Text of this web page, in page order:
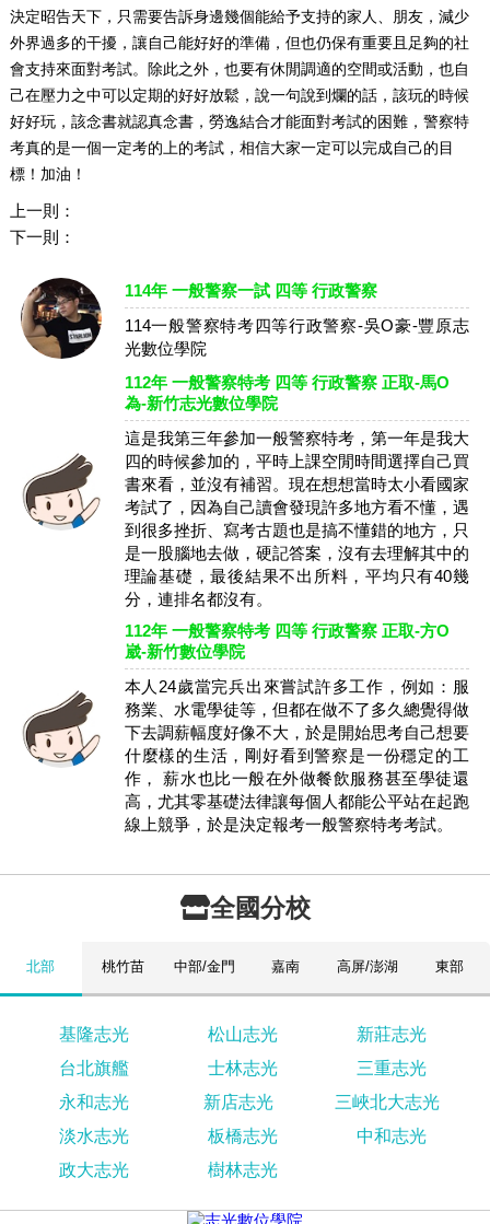
決定昭告天下，只需要告訴身邊幾個能給予支持的家人、朋友，減少
外界過多的干擾，讓自己能好好的準備，但也仍保有重要且足夠的社
會支持來面對考試。除此之外，也要有休閒調適的空間或活動，也自
己在壓力之中可以定期的好好放鬆，說一句說到爛的話，該玩的時候
好好玩，該念書就認真念書，勞逸結合才能面對考試的困難，警察特
考真的是一個一定考的上的考試，相信大家一定可以完成自己的目
標！加油！
上一則：
下一則：
114年 一般警察一試 四等 行政警察
114一般警察特考四等行政警察-吳O豪-豐原志
光數位學院
112年 一般警察特考 四等 行政警察 正取-馬O
為-新竹志光數位學院
這是我第三年參加一般警察特考，第一年是我大
四的時候參加的，平時上課空閒時間選擇自己買
書來看，並沒有補習。現在想想當時太小看國家
考試了，因為自己讀會發現許多地方看不懂，遇
到很多挫折、寫考古題也是搞不懂錯的地方，只
是一股腦地去做，硬記答案，沒有去理解其中的
理論基礎，最後結果不出所料，平均只有40幾
分，連排名都沒有。
112年 一般警察特考 四等 行政警察 正取-方O
崴-新竹數位學院
本人24歲當完兵出來嘗試許多工作，例如：服
務業、水電學徒等，但都在做不了多久總覺得做
下去調薪幅度好像不大，於是開始思考自己想要
什麼樣的生活，剛好看到警察是一份穩定的工
作， 薪水也比一般在外做餐飲服務甚至學徒還
高，尤其零基礎法律讓每個人都能公平站在起跑
線上競爭，於是決定報考一般警察特考考試。
全國分校
北部 桃竹苗 中部/金門 嘉南 高屏/澎湖 東部
基隆志光 松山志光
新莊志光
台北旗艦
士林志光
三重志光
永和志光
新店志光
三峽北大志光
淡水志光
板橋志光
中和志光
政大志光
樹林志光